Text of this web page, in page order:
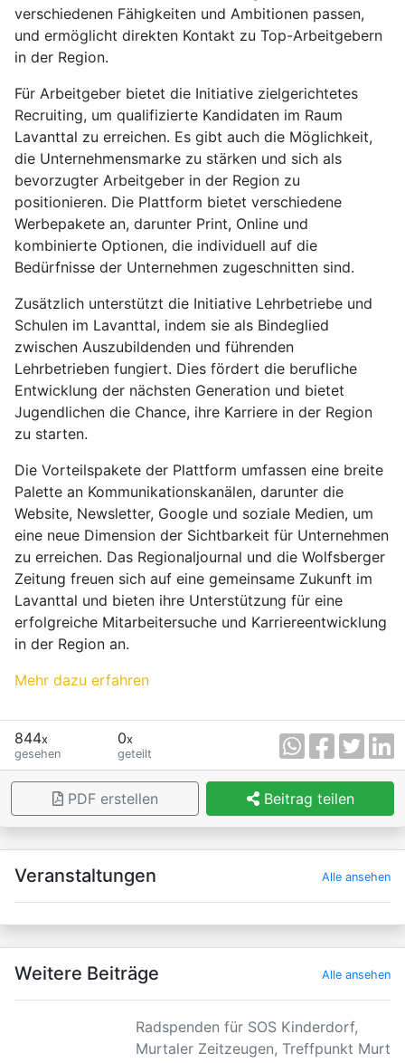
verschiedenen Fähigkeiten und Ambitionen passen,
und ermöglicht direkten Kontakt zu Top-Arbeitgebern
in der Region.
Für Arbeitgeber bietet die Initiative zielgerichtetes
Recruiting, um qualifizierte Kandidaten im Raum
Lavanttal zu erreichen. Es gibt auch die Möglichkeit,
die Unternehmensmarke zu stärken und sich als
bevorzugter Arbeitgeber in der Region zu
positionieren. Die Plattform bietet verschiedene
Werbepakete an, darunter Print, Online und
kombinierte Optionen, die individuell auf die
Bedürfnisse der Unternehmen zugeschnitten sind.
Zusätzlich unterstützt die Initiative Lehrbetriebe und
Schulen im Lavanttal, indem sie als Bindeglied
zwischen Auszubildenden und führenden
Lehrbetrieben fungiert. Dies fördert die berufliche
Entwicklung der nächsten Generation und bietet
Jugendlichen die Chance, ihre Karriere in der Region
zu starten.
Die Vorteilspakete der Plattform umfassen eine breite
Palette an Kommunikationskanälen, darunter die
Website, Newsletter, Google und soziale Medien, um
eine neue Dimension der Sichtbarkeit für Unternehmen
zu erreichen. Das Regionaljournal und die Wolfsberger
Zeitung freuen sich auf eine gemeinsame Zukunft im
Lavanttal und bieten ihre Unterstützung für eine
erfolgreiche Mitarbeitersuche und Karriereentwicklung
in der Region an.
Mehr dazu erfahren
844x
gesehen
0x
geteilt
PDF erstellen Beitrag teilen
×
Veranstaltungen Alle ansehen
Weitere Beiträge Alle ansehen
Radspenden für SOS Kinderdorf,
Murtaler Zeitzeugen, Treffpunkt Murtal